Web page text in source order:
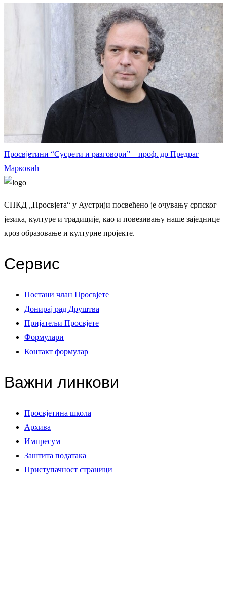
Просвјетини “Сусрети и разговори” – проф. др Предраг
Марковић
СПКД „Просвјета“ у Аустрији посвећено је очувању српског
језика, културе и традиције, као и повезивању наше заједнице
кроз образовање и културне пројекте.
Сервис
Постани члан Просвјете
Донирај рад Друштва
Пријатељи Просвјете
Формулари
Контакт формулар
Важни линкови
Просвјетина школа
Архива
Импресум
Заштита података
Приступачност страници